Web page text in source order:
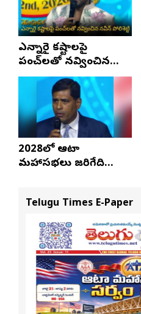
ఎన్నారై కష్టాలపై
పంచ్‌లతో నవ్వించిన
నవీన్ పోలిశెట్టి
2028లో ఆటా
మహాసభలు జరిగేది
Telugu Times E-Paper